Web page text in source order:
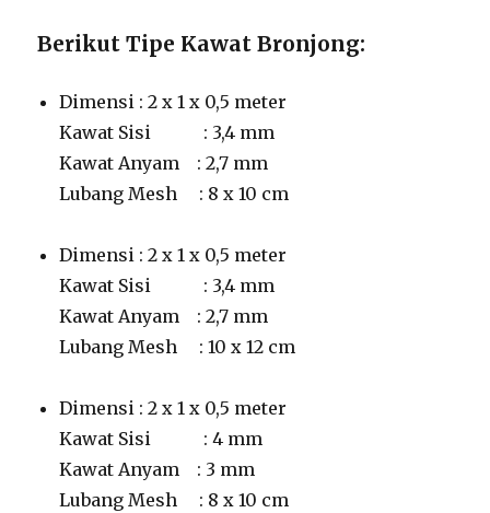
Berikut Tipe Kawat Bronjong:
Dimensi : 2 x 1 x 0,5 meter
Kawat Sisi : 3,4 mm
Kawat Anyam : 2,7 mm
Lubang Mesh : 8 x 10 cm
Dimensi : 2 x 1 x 0,5 meter
Kawat Sisi : 3,4 mm
Kawat Anyam : 2,7 mm
Lubang Mesh : 10 x 12 cm
Dimensi : 2 x 1 x 0,5 meter
Kawat Sisi : 4 mm
Kawat Anyam : 3 mm
Lubang Mesh : 8 x 10 cm